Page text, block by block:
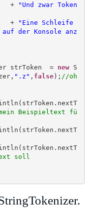
				+
"Und zwar Token
				+
"Eine Schleife
der Konsole anz
strToken  =
new S
".z" , false); //oh
Beispieltext fü